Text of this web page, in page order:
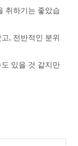
취하기는 좋았습
, 전반적인 분위
있을 것 같지만